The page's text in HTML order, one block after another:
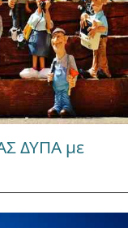
ΔΥΠΑ με